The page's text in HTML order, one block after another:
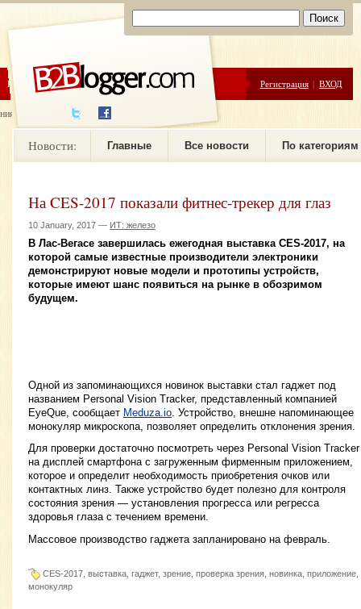
ЦЕНЫ ПОМОЩЬ Регистрация | ВХОД
новостей
Новости: Главные Все новости По категориям
На CES-2017 показали фитнес-трекер для глаз
10 January, 2017 — ИТ: железо
В Лас-Вегасе завершилась ежегодная выставка CES-2017, на
которой самые известные производители электроники
демонстрируют новые модели и прототипы устройств,
которые имеют шанс появиться на рынке в обозримом
будущем.
Одной из запоминающихся новинок выставки стал гаджет под
названием Personal Vision Tracker, представленный компанией
EyeQue, сообщает Meduza.io. Устройство, внешне напоминающее
монокуляр микроскопа, позволяет определить отклонения зрения.
Для проверки достаточно посмотреть через Personal Vision Tracker
на дисплей смартфона с загруженным фирменным приложением,
которое и определит необходимость приобретения очков или
контактных линз. Также устройство будет полезно для контроля
состояния зрения — установления прогресса или регресса
здоровья глаза с течением времени.
Массовое производство гаджета запланировано на февраль.
CES-2017, выставка, гаджет, зрение, проверка зрения, новинка, приложение,
монокуляр